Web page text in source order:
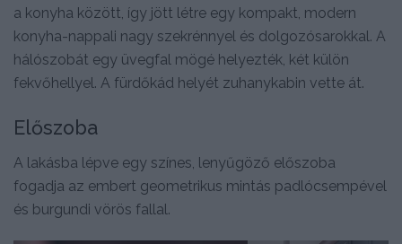
a konyha között, így jött létre egy kompakt, modern
konyha-nappali nagy szekrénnyel és dolgozósarokkal. A
hálószobát egy üvegfal mögé helyezték, két külön
fekvőhellyel. A fürdőkád helyét zuhanykabin vette át.
Előszoba
A lakásba lépve egy színes, lenyűgöző előszoba
fogadja az embert geometrikus mintás padlócsempével
és burgundi vörös fallal.